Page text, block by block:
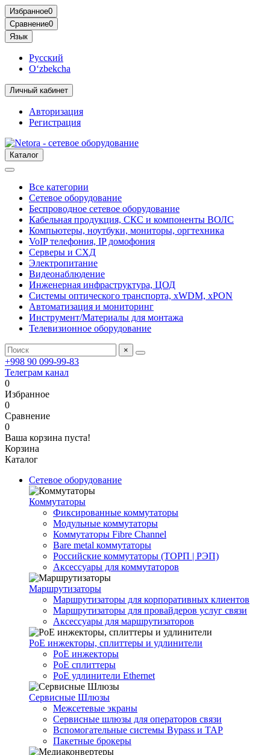
Избранное0
Сравнение0
Язык
Русский
O‘zbekcha
Личный кабинет
Авторизация
Регистрация
Каталог
Все категории
Сетевое оборудование
Беспроводное сетевое оборудование
Кабельная продукция, СКС и компоненты ВОЛС
Компьютеры, ноутбуки, мониторы, оргтехника
VoIP телефония, IP домофония
Серверы и СХД
Электропитание
Видеонаблюдение
Инженерная инфраструктура, ЦОД
Системы оптического транспорта, xWDM, xPON
Автоматизация и мониторинг
Инструмент/Материалы для монтажа
Телевизионное оборудование
×
+998 90 099-99-83
Телеграм канал
0
Избранное
0
Сравнение
0
Ваша корзина пуста!
Корзина
Каталог
Сетевое оборудование
Коммутаторы
Фиксированные коммутаторы
Модульные коммутаторы
Коммутаторы Fibre Channel
Bare metal коммутаторы
Российские коммутаторы (ТОРП | РЭП)
Аксессуары для коммутаторов
Маршрутизаторы
Маршрутизаторы для корпоративных клиентов
Маршрутизаторы для провайдеров услуг связи
Аксессуары для маршрутизаторов
PoE инжекторы, сплиттеры и удлинители
PoE инжекторы
PoE сплиттеры
PoE удлинители Ethernet
Сервисные Шлюзы
Межсетевые экраны
Сервисные шлюзы для операторов связи
Вспомогательные системы Bypass и TAP
Пакетные брокеры